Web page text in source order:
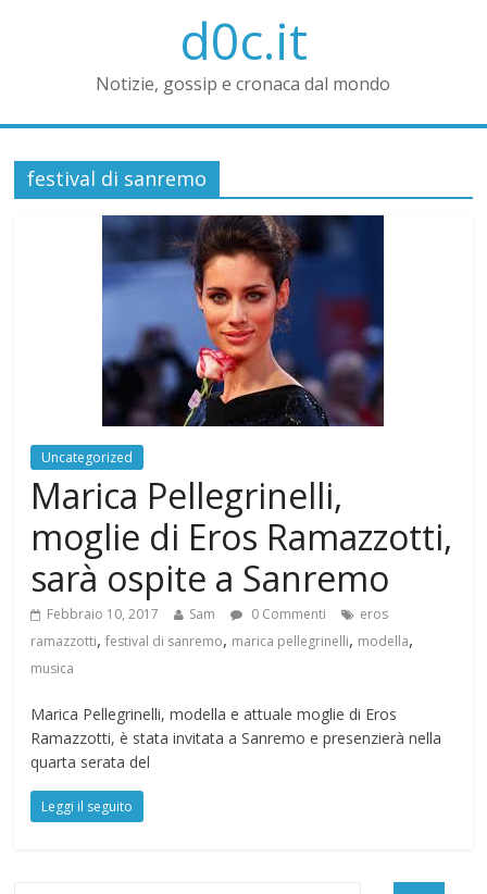
d0c.it
Notizie, gossip e cronaca dal mondo
festival di sanremo
Uncategorized
Marica Pellegrinelli,
moglie di Eros Ramazzotti,
sarà ospite a Sanremo
Febbraio 10, 2017 Sam 0 Commenti
eros
ramazzotti,festival di sanremo, marica pellegrinelli, modella,
musica
Marica Pellegrinelli, modella e attuale moglie di Eros
Ramazzotti, è stata invitata a Sanremo e presenzierà nella
quarta serata del
Leggi il seguito